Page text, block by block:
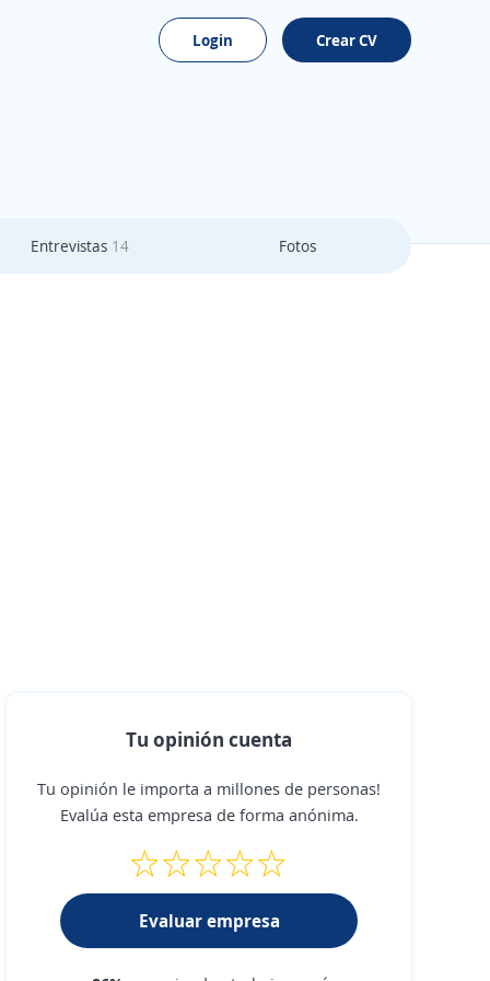
Login Crear CV
Entrevistas 14 Fotos
Tu opinión cuenta
Tu opinión le importa a millones de personas!
Evalúa esta empresa de forma anónima.
Evaluar empresa